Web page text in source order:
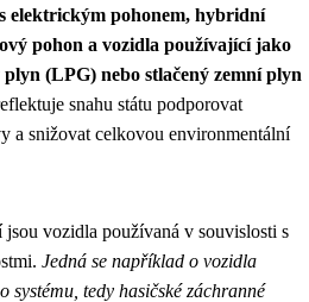
elektrickým pohonem, hybridní
pohon a vozidla používající jako
(LPG) nebo stlačený zemní plyn
snahu státu podporovat
a snižovat celkovou environmentální
vozidla používaná v souvislosti s
Jedná se například o vozidla
systému, tedy hasičské záchranné